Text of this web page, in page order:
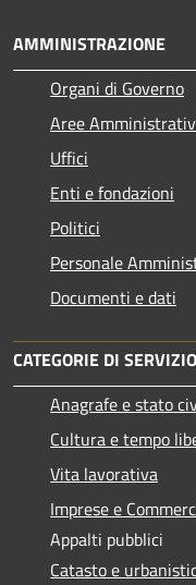
AMMINISTRAZIONE
Organi di Governo
Aree
Uffici
Enti e fondazioni
Politici
Personale
Documenti e dati
CATEGORIE DI SERVIZIO
Anagrafe e stato
Cultura e tempo
Vita lavorativa
Imprese e
Appalti pubblici
Catasto e